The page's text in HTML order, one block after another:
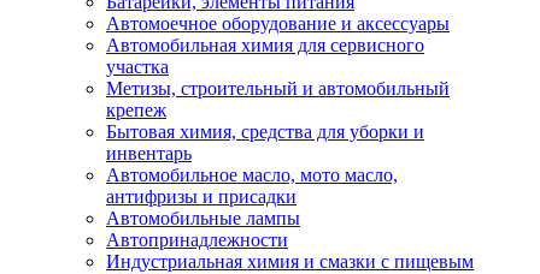
Автомоечное оборудование и аксессуары
Автомобильная химия для сервисного
участка
Метизы, строительный и автомобильный
крепеж
Бытовая химия, средства для уборки и
инвентарь
Автомобильное масло, мото масло,
антифризы и присадки
Автомобильные лампы
Автопринадлежности
Индустриальная химия и смазки с пищевым